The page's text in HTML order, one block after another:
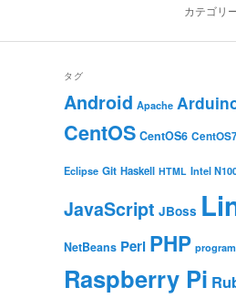
カテゴリ
タグ
Android Apache
CentOS CentOS6
Eclipse Git Haskell HTML Intel
JavaScript JBoss
NetBeans Perl PHP program
Raspberry Pi